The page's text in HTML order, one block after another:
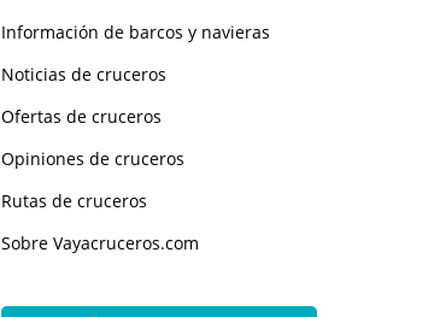
Información de barcos y navieras
Noticias de cruceros
Ofertas de cruceros
Opiniones de cruceros
Rutas de cruceros
Sobre Vayacruceros.com